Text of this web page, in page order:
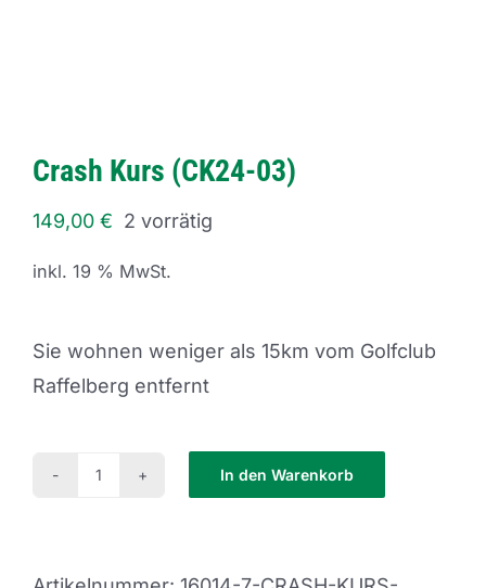
Crash Kurs (CK24-03)
149,00 € 2 vorrätig
inkl. 19 % MwSt.
Sie wohnen weniger als 15km vom Golfclub
Raffelberg entfernt
In den Warenkorb